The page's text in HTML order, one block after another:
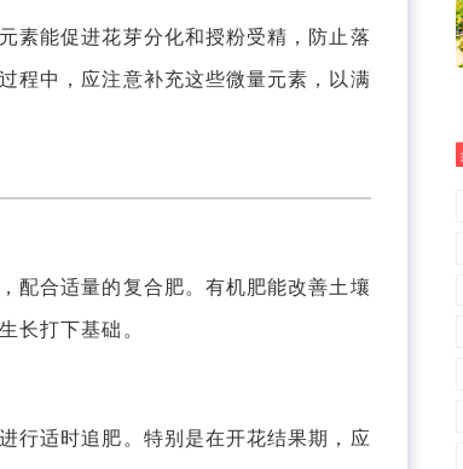
能促进花芽分化和授粉受精，防止落
程中，应注意补充这些微量元素，以满
合适量的复合肥。有机肥能改善土壤
长打下基础。
适时追肥。特别是在开花结果期，应